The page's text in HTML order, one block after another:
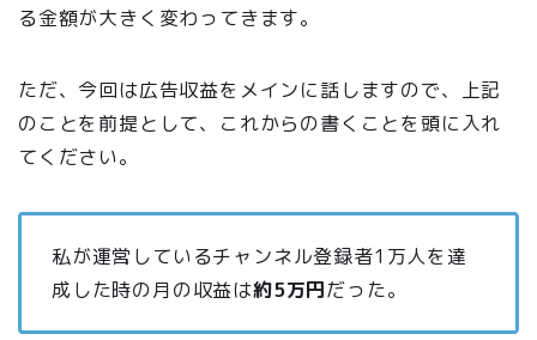
る金額が大きく変わってきます。
ただ、今回は広告収益をメインに話しますので、上記
のことを前提として、これからの書くことを頭に入れ
てください。
私が運営しているチャンネル登録者1万人を達
成した時の月の収益は約5万円だった。